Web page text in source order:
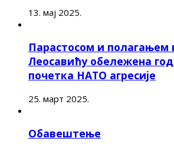
13. мај 2025.
Парастосом и полагањем
Леосавићу обележена
почетка НАТО агресије
25. март 2025.
Обавештење